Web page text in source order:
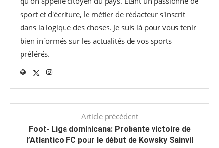
sport et d'écriture, le métier de rédacteur s'inscrit
dans la logique des choses. Je suis là pour vous tenir
bien informés sur les actualités de vos sports
préférés.
Article précédent
Foot- Liga dominicana: Probante victoire de
l’Atlantico FC pour le début de Kowsky Sainvil